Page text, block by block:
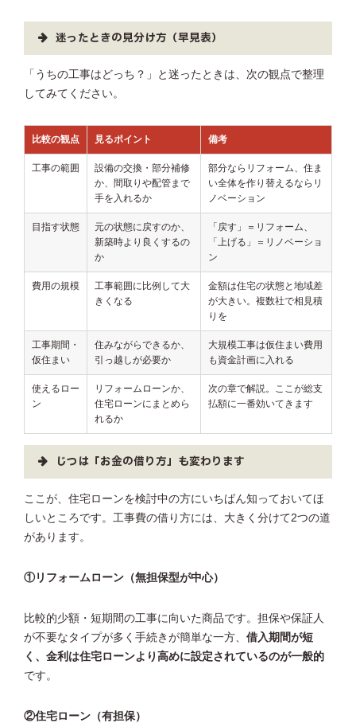
迷ったときの見分け方（早見表）
「うちの工事はどっち？」と迷ったときは、次の観点で整理
してみてください。
比較の観点 見るポイント 備考
工事の範囲
設備の交換・部分補修
か、間取りや配管まで
手を入れるか
部分ならリフォーム、住ま
い全体を作り替えるならリ
ノベーション
目指す状態
元の状態に戻すのか、
新築時より良くするの
か
「戻す」＝リフォーム、
「上げる」＝リノベーショ
ン
費用の規模
工事範囲に比例して大
きくなる
金額は住宅の状態と地域差
が大きい。複数社で相見積
りを
工事期間・
仮住まい
住みながらできるか、
引っ越しが必要か
大規模工事は仮住まい費用
も資金計画に入れる
使えるロー
ン
リフォームローンか、
住宅ローンにまとめら
れるか
次の章で解説。ここが総支
払額に一番効いてきます
じつは「お金の借り方」も変わります
ここが、住宅ローンを検討中の方にいちばん知っておいてほ
しいところです。工事費の借り方には、大きく分けて2つの道
があります。
①リフォームローン（無担保型が中心）
比較的少額・短期間の工事に向いた商品です。担保や保証人
が不要なタイプが多く手続きが簡単な一方、 借入期間が短
く、金利は住宅ローンより高めに設定されているのが一般的
です。
②住宅ローン（有担保）